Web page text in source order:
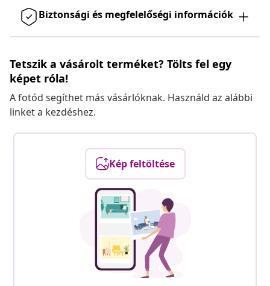
Biztonsági és megfelelőségi információk
Tetszik a vásárolt terméket? Tölts fel egy
képet róla!
A fotód segíthet más vásárlóknak. Használd az alábbi
linket a kezdéshez.
Kép feltöltése